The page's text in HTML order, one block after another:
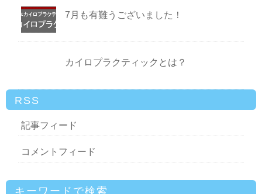
7月も有難うございました！
カイロプラクティックとは？
RSS
記事フィード
コメントフィード
キーワードで検索